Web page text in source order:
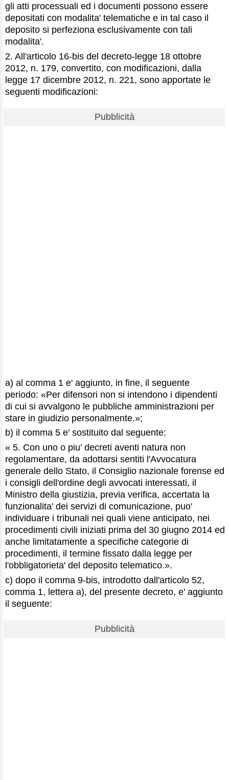
gli atti processuali ed i documenti possono essere
depositati con modalita' telematiche e in tal caso il
deposito si perfeziona esclusivamente con tali
modalita'.
2. All'articolo 16-bis del decreto-legge 18 ottobre
2012, n. 179, convertito, con modificazioni, dalla
legge 17 dicembre 2012, n. 221, sono apportate le
seguenti modificazioni:
Pubblicità
a) al comma 1 e' aggiunto, in fine, il seguente
periodo: «Per difensori non si intendono i dipendenti
di cui si avvalgono le pubbliche amministrazioni per
stare in giudizio personalmente.»;
b) il comma 5 e' sostituito dal seguente:
« 5. Con uno o piu' decreti aventi natura non
regolamentare, da adottarsi sentiti l'Avvocatura
generale dello Stato, il Consiglio nazionale forense ed
i consigli dell'ordine degli avvocati interessati, il
Ministro della giustizia, previa verifica, accertata la
funzionalita' dei servizi di comunicazione, puo'
individuare i tribunali nei quali viene anticipato, nei
procedimenti civili iniziati prima del 30 giugno 2014 ed
anche limitatamente a specifiche categorie di
procedimenti, il termine fissato dalla legge per
l'obbligatorieta' del deposito telematico.».
c) dopo il comma 9-bis, introdotto dall'articolo 52,
comma 1, lettera a), del presente decreto, e' aggiunto
il seguente:
Pubblicità